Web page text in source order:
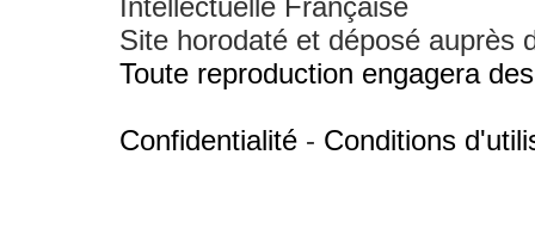
Intellectuelle Française
Site horodaté et déposé auprès
Toute reproduction engagera
Confidentialité - Conditions